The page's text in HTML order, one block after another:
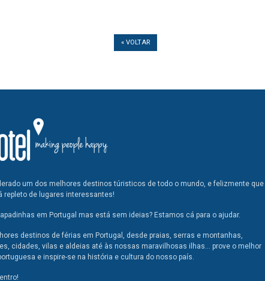
« VOLTAR
um dos melhores destinos túristicos de todo o mundo, e felizmente que
repleto de lugares interessantes!
em Portugal mas está sem ideias? Estamos cá para o ajudar.
destinos de férias em Portugal, desde praias, serras e montanhas,
cidades, vilas e aldeias até às nossas maravilhosas ilhas... prove o melhor
e inspire-se na história e cultura do nosso país.